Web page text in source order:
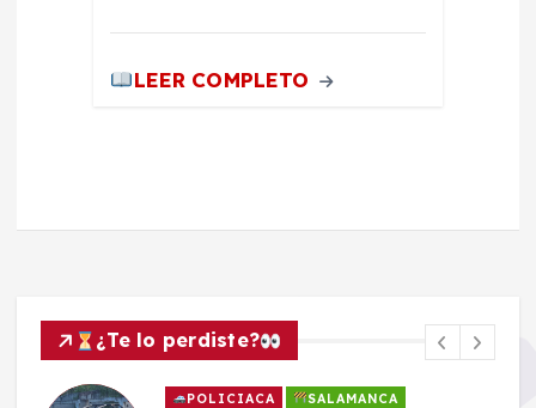
LEER COMPLETO
¿Te lo perdiste?
POLICIACA SALAMANCA